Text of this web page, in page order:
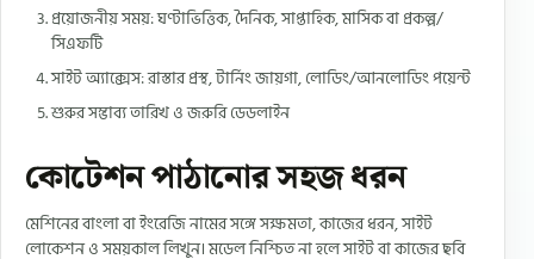
প্রয়োজনীয় সময়: ঘণ্টাভিত্তিক, দৈনিক, সাপ্তাহিক, মাসিক বা প্রকল্প/
সিএফটি
সাইট অ্যাক্সেস: রাস্তার প্রস্থ, টার্নিং জায়গা, লোডিং/আনলোডিং পয়েন্ট
শুরুর সম্ভাব্য তারিখ ও জরুরি ডেডলাইন
কোটেশন পাঠানোর সহজ ধরন
মেশিনের বাংলা বা ইংরেজি নামের সঙ্গে সক্ষমতা, কাজের ধরন, সাইট
লোকেশন ও সময়কাল লিখুন। মডেল নিশ্চিত না হলে সাইট বা কাজের ছবি